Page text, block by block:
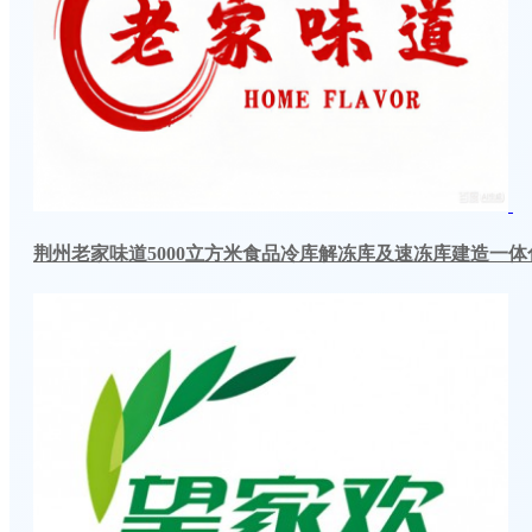
荆州老家味道5000立方米食品冷库解冻库及速冻库建造一体